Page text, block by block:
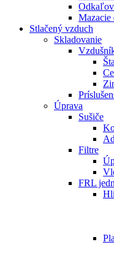
Mazacie
Stlačený vzduch
Skladovanie
Úprava
Sušiče
Filtre
FRL